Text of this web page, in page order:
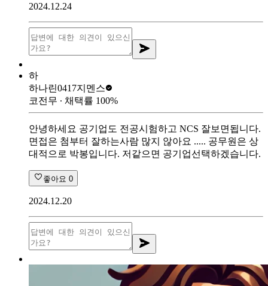
2024.12.24
하
하나린0417지멘스
코전무 ∙ 채택률 100%
안녕하세요 공기업도 전공시험하고 NCS 잘보면됩니다.
면접은 첨부터 잘하는사람 많지 않아요 ..... 공무원은 상
대적으로 박봉입니다. 저같으면 공기업선택하겠습니다.
좋아요 0
2024.12.20